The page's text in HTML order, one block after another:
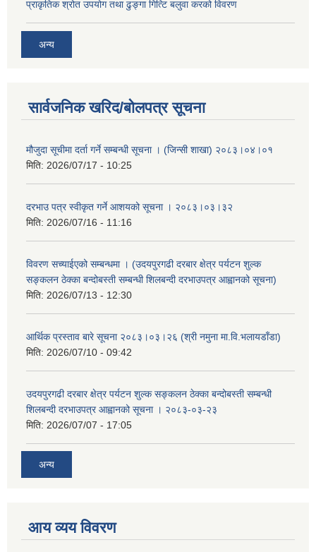
प्राकृतिक श्रोत उपयोग तथा ढुङ्गा गित्टि बलुवा करको विवरण
अन्य
सार्वजनिक खरिद/बोलपत्र सूचना
मौजुदा सूचीमा दर्ता गर्ने सम्बन्धी सूचना । (जिन्सी शाखा) २०८३।०४।०१
मिति: 2026/07/17 - 10:25
दरभाउ पत्र स्वीकृत गर्ने आशयको सूचना । २०८३।०३।३२
मिति: 2026/07/16 - 11:16
विवरण सच्याईएको सम्बन्धमा । (उदयपुरगढी दरबार क्षेत्र पर्यटन शुल्क
सङ्कलन ठेक्का बन्दोबस्ती सम्बन्धी शिलबन्दी दरभाउपत्र आह्वानको सूचना)
मिति: 2026/07/13 - 12:30
आर्थिक प्रस्ताव बारे सूचना २०८३।०३।२६ (श्री नमुना मा.वि.भलायडाँडा)
मिति: 2026/07/10 - 09:42
उदयपुरगढी दरबार क्षेत्र पर्यटन शुल्क सङ्कलन ठेक्का बन्दोबस्ती सम्बन्धी
शिलबन्दी दरभाउपत्र आह्वानको सूचना । २०८३-०३-२३
मिति: 2026/07/07 - 17:05
अन्य
आय व्यय विवरण